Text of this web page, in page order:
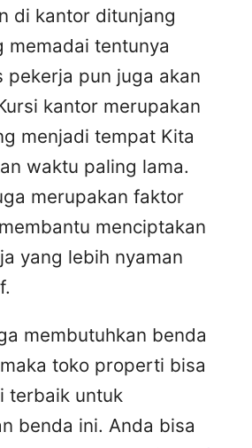
di kantor ditunjang
memadai tentunya
pekerja pun juga akan
kantor merupakan
menjadi tempat Kita
waktu paling lama.
merupakan faktor
menciptakan
yang lebih nyaman
membutuhkan benda
toko properti bisa
terbaik untuk
benda ini. Anda bisa